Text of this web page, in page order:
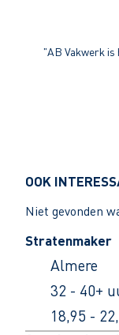
"AB Vakwerk is
OOK
Niet gevonden
Stratenmaker
Almere
32 - 40+
18,95 -